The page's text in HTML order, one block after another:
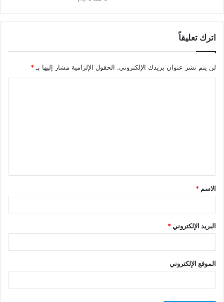
اترك تعليقاً
لن يتم نشر عنوان بريدك الإلكتروني. الحقول الإلزامية مشار إليها بـ *
ق
*
الاسم *
البريد الإلكتروني*
الموقع الإلكتروني